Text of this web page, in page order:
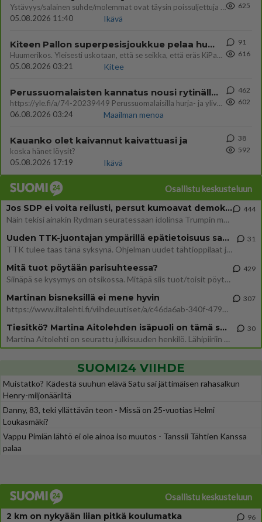
Ystävyys/salainen suhde/molemmat ovat täysin poissuljettuja asioita? Nainen
05.08.2026 11:40
Ikävä
625
Kiteen Pallon superpesisjoukkue pelaa huumeiden vaikutuksen alaisena
Huumerikos. Yleisesti uskotaan, että se seikka, että eräs KiPan pelaaja kärähtää huumeista, on vain jäävuoren huippu. M
05.08.2026 03:21
Kitee
91
616
Perussuomalaisten kannatus nousi rytinällä Ylen tänään julkaisemassa tuoreimmassa gallup-kyselyssä.
https://yle.fi/a/74-20239449 Perussuomalaisilla hurja- ja ylivoimaisesti suurin nousu tässä uudessa Ylen gallupissa. Kyl
06.08.2026 03:24
Maailman menoa
462
602
Kauanko olet kaivannut kaivattuasi ja
koska hänet löysit?
05.08.2026 17:19
Ikävä
38
592
Osallistu keskusteluun
Jos SDP ei voita reilusti, persut kumoavat demokratian Suomesta
Näin tekisi ainakin Rydman seuratessaan idolinsa Trumpin mallia https://www.is.fi/politiikka/art-2000012187244.html
444
Uuden TTK-juontajan ympärillä epätietoisuus sakenee - Nyt MTV hämmentää soppaa
TTK tulee taas tänä syksynä. Ohjelman uudet tähtioppilaat julkistetaan torstaina 6. elokuuta klo 14 alkavassa lehdistö
31
Mitä tuot pöytään parisuhteessa?
Siinäpä se kysymys on otsikossa. Mitäpä siis tuot/toisit pöytään parisuhteessa? Oletko mies vai nainen? Koetko sen mitä
429
Martinan bisneksillä ei mene hyvin
https://www.iltalehti.fi/viihdeuutiset/a/c46da6ab-340f-4790-aaa7-0865eed2336 Yrityksen konkurssihakemus on tullut kärä
307
Tiesitkö? Martina Aitolehden isäpuoli on tämä suosittu laulaja
Martina Aitolehti on seurattu julkisuuden henkilö. Lähipiiriin mahtuu muitakin tunnettuja henkilöitä. Tiesitkö, että Ma
30
SUOMI24 VIIHDE
Muistatko? Kädestä suuhun elävä Satu sai jättimäisen rahasalkun
Henry-miljonääriltä
Danny, 83, teki yllättävän teon - Missä on 25-vuotias Helmi
Loukasmäki?
Vappu Pimiän lähtö ei ole ainoa iso muutos - Tanssii Tähtien Kanssa
palaa
Osallistu keskusteluun
2 km on nykyään liian pitkä koulumatka
96